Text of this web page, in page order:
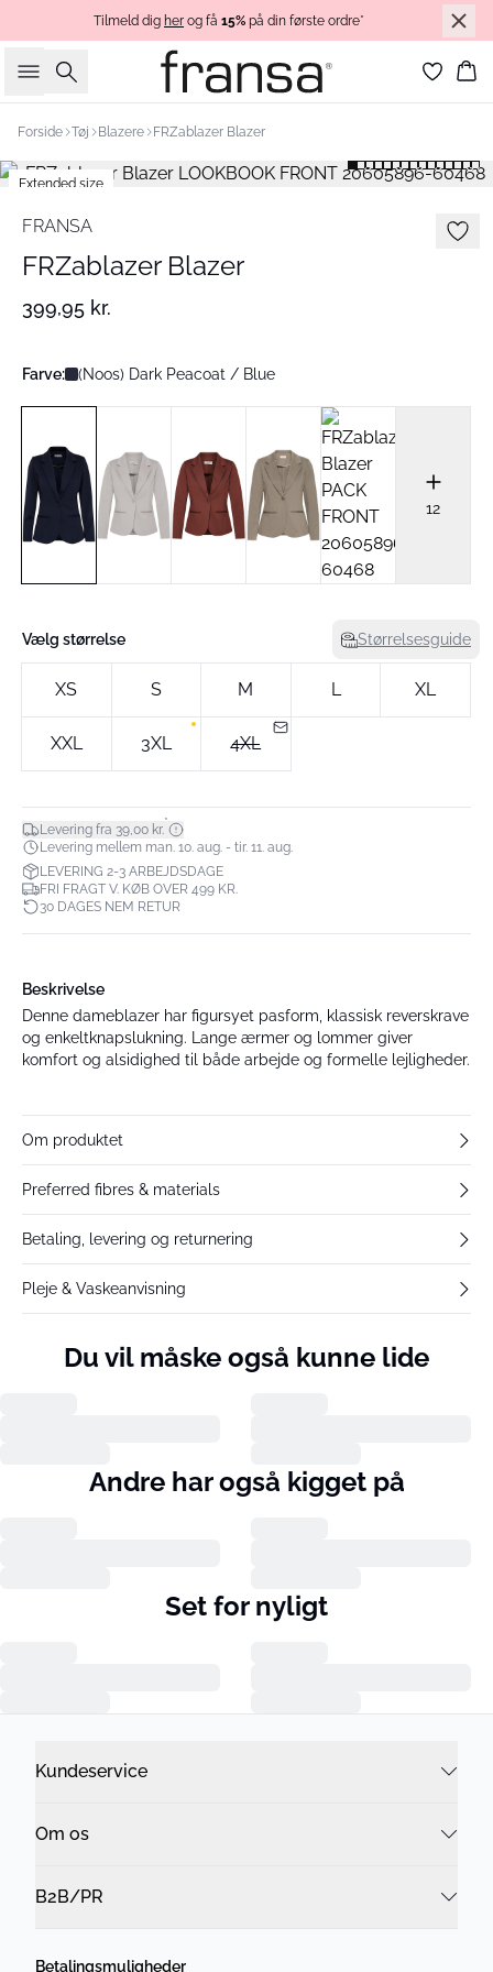
Tilmeld dig her og få 15% på din første ordre*
Søg
Forside Tøj Blazere FRZablazer Blazer
Extended size
FRANSA
FRZablazer Blazer
399,95 kr.
Farve: (Noos) Dark Peacoat / Blue
12
Vælg størrelse Størrelsesguide
XS S M L XL
XXL 3XL 4XL
Levering fra 39,00 kr.*
Levering mellem man. 10. aug. - tir. 11. aug.
LEVERING 2-3 ARBEJDSDAGE
FRI FRAGT V. KØB OVER 499 KR.
30 DAGES NEM RETUR
Beskrivelse
Denne dameblazer har figursyet pasform, klassisk reverskrave
og enkeltknapslukning. Lange ærmer og lommer giver
komfort og alsidighed til både arbejde og formelle lejligheder.
Om produktet
Preferred fibres & materials
Betaling, levering og returnering
Pleje & Vaskeanvisning
Du vil måske også kunne lide
Andre har også kigget på
Set for nyligt
Kundeservice
Om os
B2B/PR
Betalingsmuligheder